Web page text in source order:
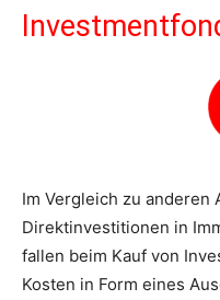
Im Vergleich zu anderen
Direktinvestitionen in
fallen beim Kauf von
Kosten in Form eines